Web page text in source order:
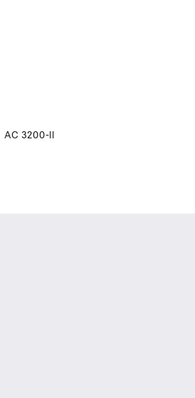
AC 3200-II